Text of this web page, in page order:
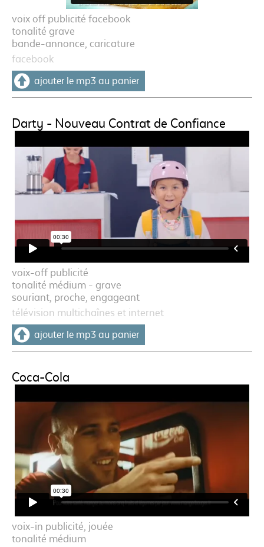
voix off publicité facebook
tonalité grave
bande-annonce, caricature
facebook
ajouter le mp3 au panier
Darty - Nouveau Contrat de Confiance
voix-off publicité
tonalité médium - grave
souriant, proche, engageant
télévision multichaînes et internet
ajouter le mp3 au panier
Coca-Cola
voix-in publicité, jouée
tonalité médium